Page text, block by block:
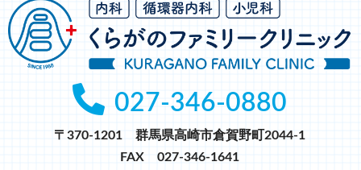
027-346-0880
〒370-1201 群馬県高崎市倉賀野町2044-1
FAX 027-346-1641